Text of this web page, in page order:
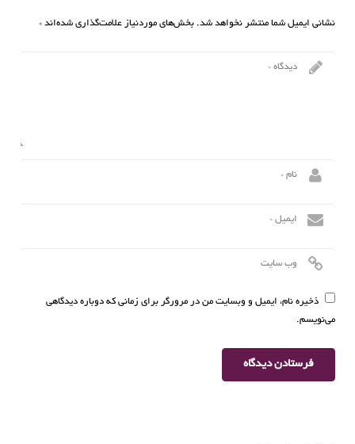
نشانی ایمیل شما منتشر نخواهد شد. بخش‌های موردنیاز علامت‌گذاری شده‌اند *
ذخیره نام، ایمیل و وبسایت من در مرورگر برای زمانی که دوباره دیدگاهی
می‌نویسم.